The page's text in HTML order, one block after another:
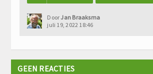
DoorJan Braaksma
juli 19, 2022 18:46
GEEN REACTIES